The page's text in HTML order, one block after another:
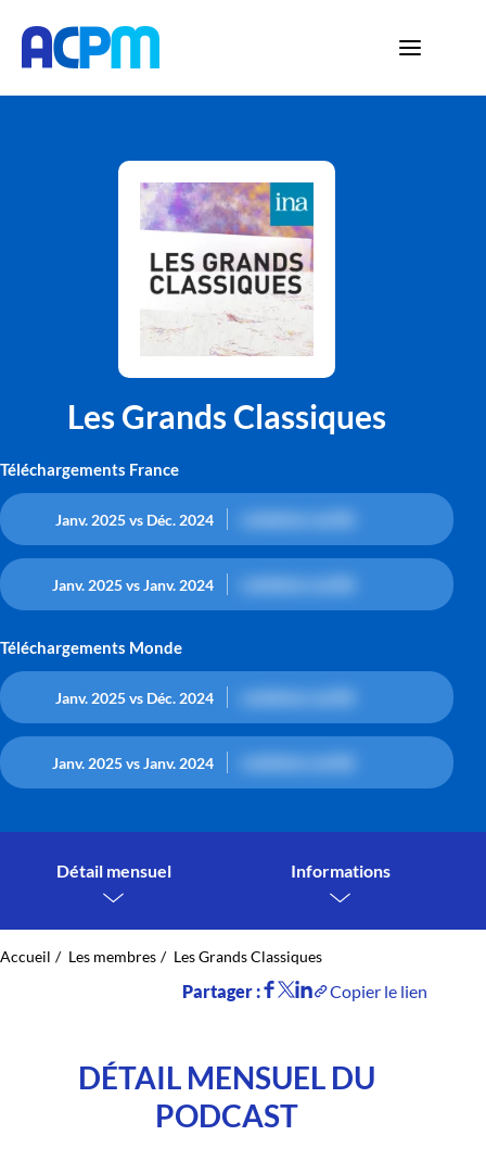
Les Grands Classiques
Téléchargements France
Janv. 2025 vs Déc. 2024
Janv. 2025 vs Janv. 2024
Téléchargements Monde
Janv. 2025 vs Déc. 2024
Janv. 2025 vs Janv. 2024
Détail mensuel Informations
Accueil Les membres Les Grands Classiques
Partager : Copier le lien
DÉTAIL MENSUEL DU
PODCAST